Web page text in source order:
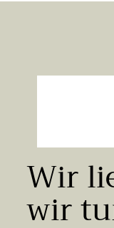
€
Wir
wir